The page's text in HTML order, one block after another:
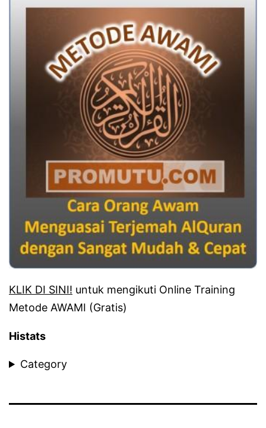
KLIK DI SINI! untuk mengikuti Online Training
Metode AWAMI (Gratis)
Histats
Category